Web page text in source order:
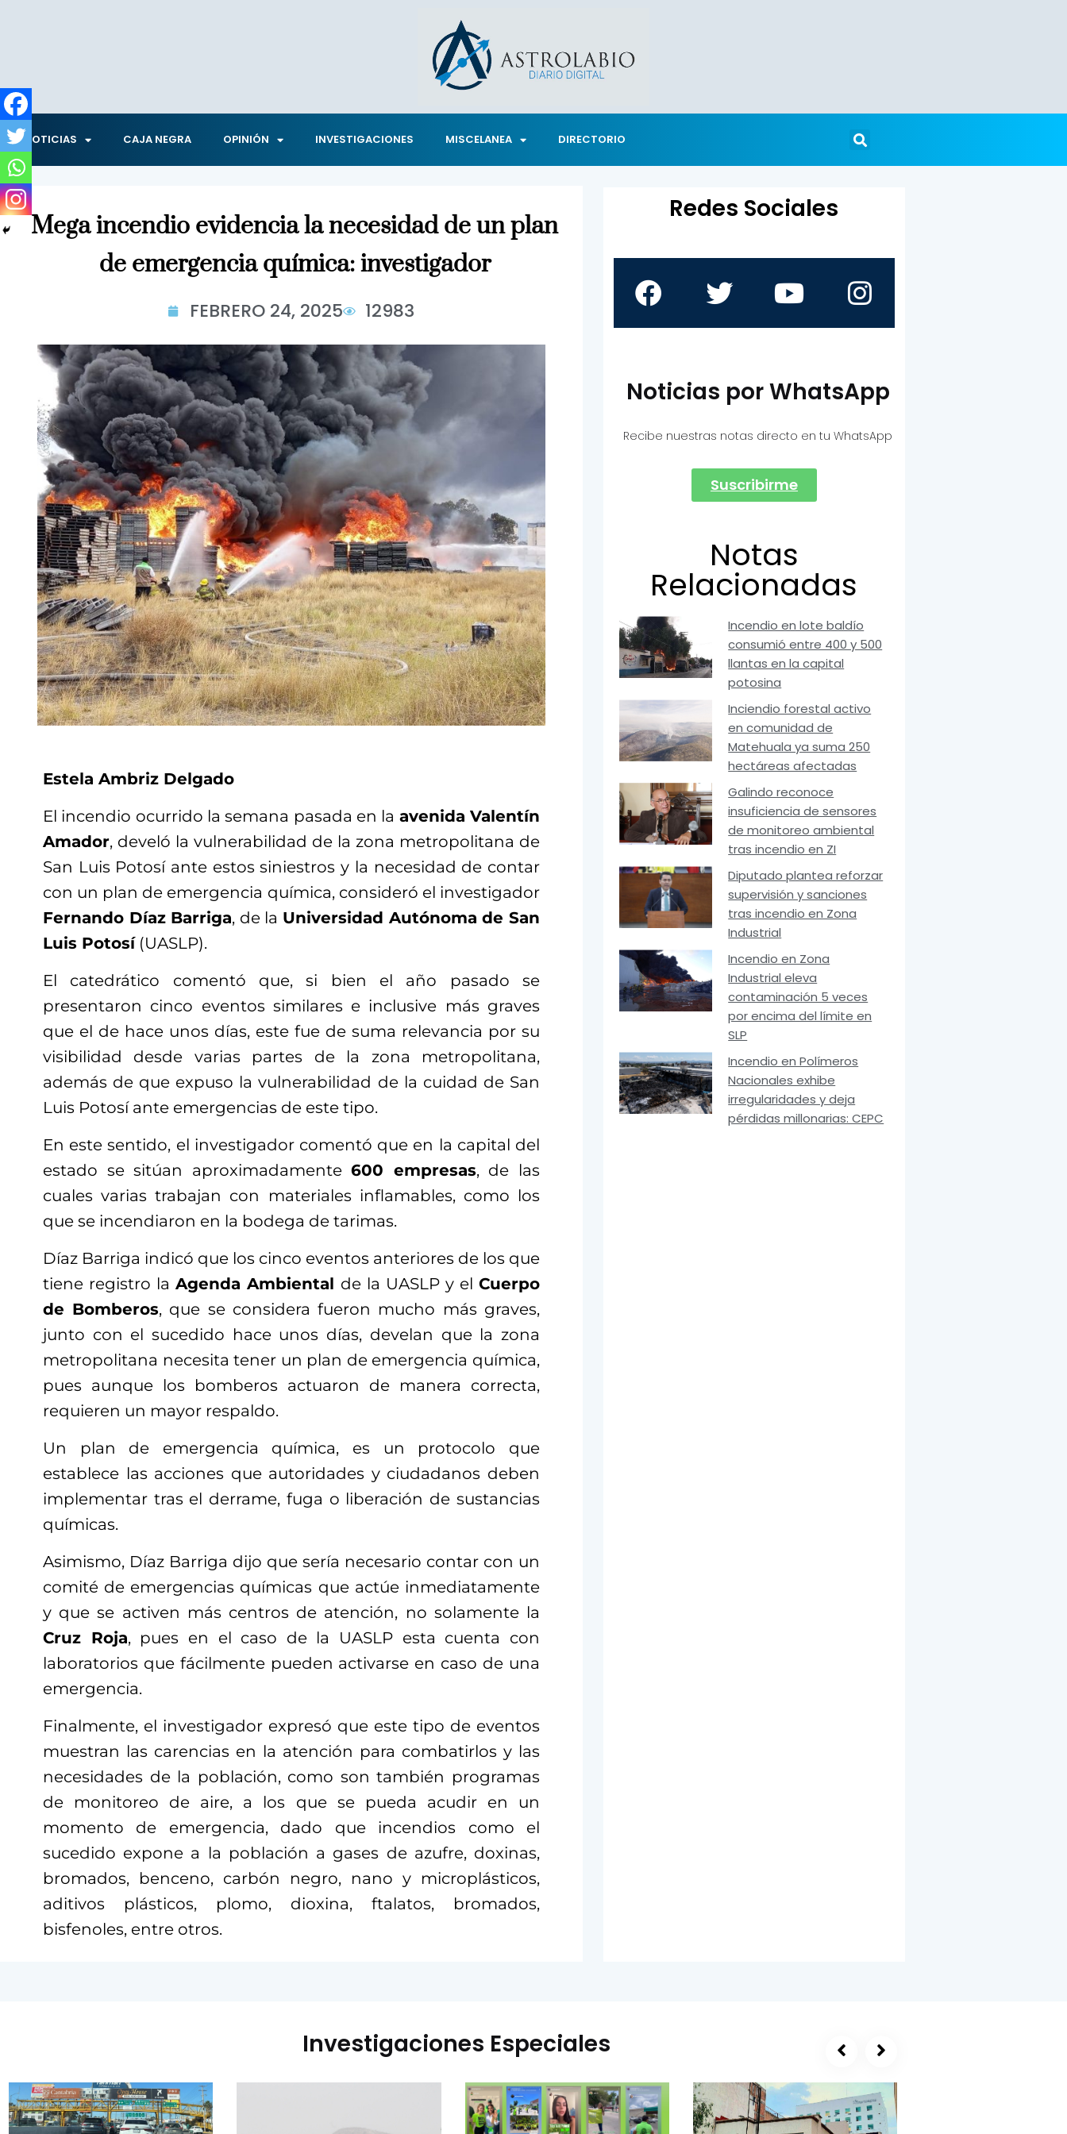
NOTICIAS CAJA NEGRA OPINIÓN INVESTIGACIONES MISCELANEA DIRECTORIO
Mega incendio evidencia la necesidad de un plan
de emergencia química: investigador
FEBRERO 24, 2025 12983
Estela Ambriz Delgado
El incendio ocurrido la semana pasada en la avenida Valentín
Amador, develó la vulnerabilidad de la zona metropolitana de
San Luis Potosí ante estos siniestros y la necesidad de contar
con un plan de emergencia química, consideró el investigador
Fernando Díaz Barriga, de la Universidad Autónoma de San
Luis Potosí(UASLP).
El catedrático comentó que, si bien el año pasado se
presentaron cinco eventos similares e inclusive más graves
que el de hace unos días, este fue de suma relevancia por su
visibilidad desde varias partes de la zona metropolitana,
además de que expuso la vulnerabilidad de la cuidad de San
Luis Potosí ante emergencias de este tipo.
En este sentido, el investigador comentó que en la capital del
estado se sitúan aproximadamente600 empresas, de las
cuales varias trabajan con materiales inflamables, como los
que se incendiaron en la bodega de tarimas.
Díaz Barriga indicó que los cinco eventos anteriores de los que
tiene registro laAgenda Ambiental de la UASLP y el Cuerpo
de Bomberos, que se considera fueron mucho más graves,
junto con el sucedido hace unos días, develan que la zona
metropolitana necesita tener un plan de emergencia química,
pues aunque los bomberos actuaron de manera correcta,
requieren un mayor respaldo.
Un plan de emergencia química, es un protocolo que
establece las acciones que autoridades y ciudadanos deben
implementar tras el derrame, fuga o liberación de sustancias
químicas.
Asimismo, Díaz Barriga dijo que sería necesario contar con un
comité de emergencias químicas que actúe inmediatamente
y que se activen más centros de atención, no solamente la
Cruz Roja, pues en el caso de la UASLP esta cuenta con
laboratorios que fácilmente pueden activarse en caso de una
emergencia.
Finalmente, el investigador expresó que este tipo de eventos
muestran las carencias en la atención para combatirlos y las
necesidades de la población, como son también programas
de monitoreo de aire, a los que se pueda acudir en un
momento de emergencia, dado que incendios como el
sucedido expone a la población a gases de azufre, doxinas,
bromados, benceno, carbón negro, nano y microplásticos,
aditivos plásticos, plomo, dioxina, ftalatos, bromados,
bisfenoles, entre otros.
Redes Sociales
Noticias por WhatsApp
Recibe nuestras notas directo en tu WhatsApp
Suscribirme
Notas
Relacionadas
Incendio en lote baldío
consumió entre 400 y 500
llantas en la capital
potosina
Inciendio forestal activo
en comunidad de
Matehuala ya suma 250
hectáreas afectadas
Galindo reconoce
insuficiencia de sensores
de monitoreo ambiental
tras incendio en ZI
Diputado plantea reforzar
supervisión y sanciones
tras incendio en Zona
Industrial
Incendio en Zona
Industrial eleva
contaminación 5 veces
por encima del límite en
SLP
Incendio en Polímeros
Nacionales exhibe
irregularidades y deja
pérdidas millonarias: CEPC
Investigaciones Especiales